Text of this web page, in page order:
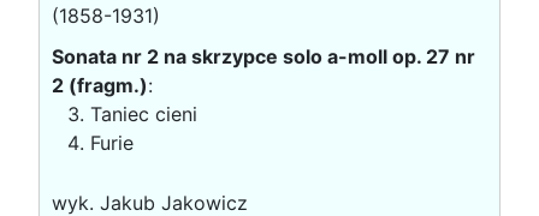
(1858-1931)
Sonata nr 2 na skrzypce solo a-moll op. 27 nr
2 (fragm.):
Taniec cieni
Furie
wyk. Jakub Jakowicz